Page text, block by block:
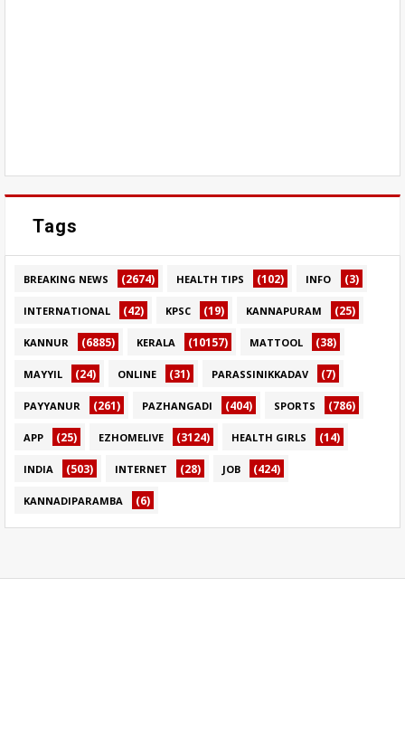
Tags
BREAKING NEWS (2674) HEALTH TIPS (102) INFO (3)
INTERNATIONAL (42) KPSC (19) KANNAPURAM (25)
KANNUR (6885) KERALA (10157) MATTOOL (38)
MAYYIL (24) ONLINE (31) PARASSINIKKADAV (7)
PAYYANUR (261) PAZHANGADI (404) SPORTS (786)
APP (25) EZHOMELIVE (3124) HEALTH GIRLS (14)
INDIA (503) INTERNET (28) JOB (424)
KANNADIPARAMBA (6)